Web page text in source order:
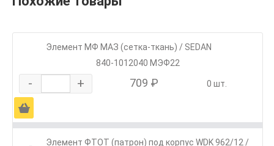
Элемент МФ МАЗ (сетка-ткань) / SEDAN
840-1012040 МЭФ22
- + 709 ₽ 0 шт.
Ä
Элемент ФТОТ (патрон) под корпус WDK 962/12 /